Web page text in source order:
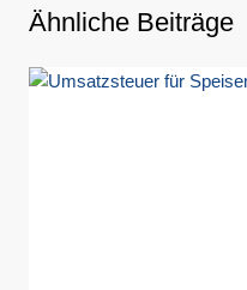
Ähnliche Beiträge